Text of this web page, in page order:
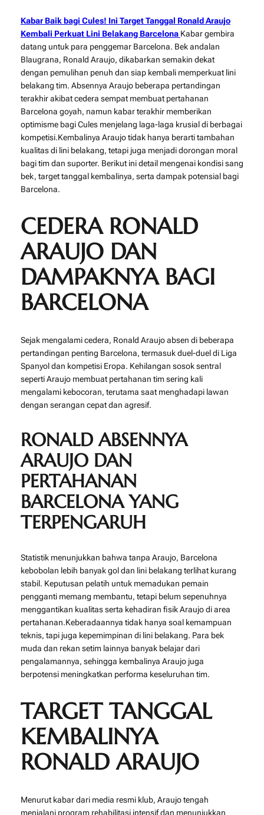
Kabar Baik bagi Cules! Ini Target Tanggal Ronald Araujo
Kembali Perkuat Lini Belakang Barcelona Kabar gembira
datang untuk para penggemar Barcelona. Bek andalan
Blaugrana, Ronald Araujo, dikabarkan semakin dekat
dengan pemulihan penuh dan siap kembali memperkuat lini
belakang tim. Absennya Araujo beberapa pertandingan
terakhir akibat cedera sempat membuat pertahanan
Barcelona goyah, namun kabar terakhir memberikan
optimisme bagi Cules menjelang laga-laga krusial di berbagai
kompetisi.Kembalinya Araujo tidak hanya berarti tambahan
kualitas di lini belakang, tetapi juga menjadi dorongan moral
bagi tim dan suporter. Berikut ini detail mengenai kondisi sang
bek, target tanggal kembalinya, serta dampak potensial bagi
Barcelona.
CEDERA RONALD
ARAUJO DAN
DAMPAKNYA BAGI
BARCELONA
Sejak mengalami cedera, Ronald Araujo absen di beberapa
pertandingan penting Barcelona, termasuk duel-duel di Liga
Spanyol dan kompetisi Eropa. Kehilangan sosok sentral
seperti Araujo membuat pertahanan tim sering kali
mengalami kebocoran, terutama saat menghadapi lawan
dengan serangan cepat dan agresif.
RONALD ABSENNYA
ARAUJO DAN
PERTAHANAN
BARCELONA YANG
TERPENGARUH
Statistik menunjukkan bahwa tanpa Araujo, Barcelona
kebobolan lebih banyak gol dan lini belakang terlihat kurang
stabil. Keputusan pelatih untuk memadukan pemain
pengganti memang membantu, tetapi belum sepenuhnya
menggantikan kualitas serta kehadiran fisik Araujo di area
pertahanan.Keberadaannya tidak hanya soal kemampuan
teknis, tapi juga kepemimpinan di lini belakang. Para bek
muda dan rekan setim lainnya banyak belajar dari
pengalamannya, sehingga kembalinya Araujo juga
berpotensi meningkatkan performa keseluruhan tim.
TARGET TANGGAL
KEMBALINYA
RONALD ARAUJO
Menurut kabar dari media resmi klub, Araujo tengah
menjalani program rehabilitasi intensif dan menunjukkan